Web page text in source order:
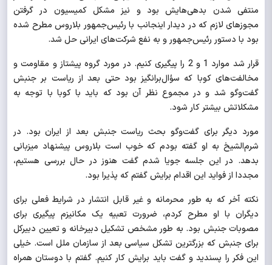
منتفی شدن بدهی‌هایش بود و نیز مشکل کمیسیون در گرفتن
مجوزهای لازم که در دیدار اینجانب با رئیس‌جمهور بلاروس مطرح شده
بود با دستور رئیس‌جمهور و به نفع شرکت‌های ایرانی حل شد.
قرار شد موارد 1 و 2 را پیگیری کنیم. در مورد گروه پیشتاز و مقاومت و
مخالفت‌های کوبا که سؤال‌برانگیز بود حتی بعد از ریاست بر جنبش
گفت‌وگو شد و در مجموع نظر آن بود که باید با کوبا با توجه به
مشکلاتش بیشتر کار شود.
مورد دیگر برای گفت‌وگو بحث ریاست جنبش بعد از ایران بود. در
شرم‌الشیخ به او گفته بودم که خوب است بلاروس پیشنهاد میزبانی
بدهد. در این جلسه جویا شدم گفت هنوز در حال بررسی هستیم،
مجددا از فواید این اقدام برایش گفتم که پذیرا بود.
نکته آخر که به طور محرمانه و غیر قابل انتشار در شرایط فعلی برای
دیگران با او مطرح کردم، ضرورت تعبیه یک مکانیزم پیگیری برای
مصوبات جنبش بود. به طور مشخص تشکیل دبیرخانه و تعیین دبیرکل
برای جنبش که بزرگترین تشکل سیاسی بعد از سازمان ملل است. خیلی
این فکر را پسندید و گفت باید برایش کار کنیم. گفتم با دوستان همراه